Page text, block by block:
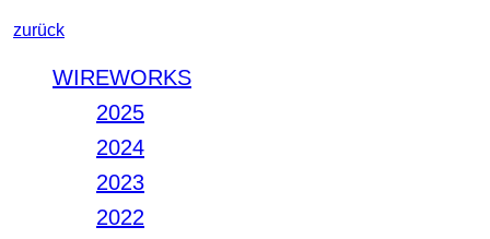
zurück
WIREWORKS
2025
2024
2023
2022